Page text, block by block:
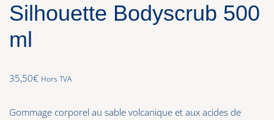
Silhouette Bodyscrub 500
ml
35,50€ Hors TVA
Gommage corporel au sable volcanique et aux acides de